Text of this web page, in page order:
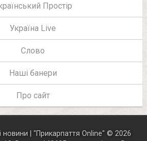
Простір
Україна Live
Слово
Наші банери
Про сайт
новини | "Прикарпаття Online" © 2026